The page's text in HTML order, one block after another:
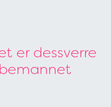
er dessverre